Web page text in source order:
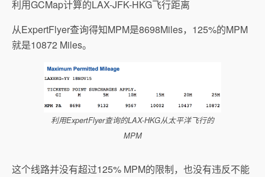
利用GCMap计算的LAX-JFK-HKG飞行距离
从ExpertFlyer查询得知MPM是8698Miles，125%的MPM
就是10872 Miles。
利用ExpertFlyer查询的LAX-HKG从太平洋飞行的
MPM
这个线路并没有超过125% MPM的限制，也没有违反不能